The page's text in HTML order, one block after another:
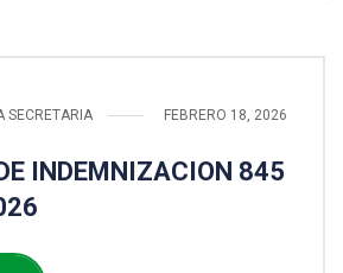
SECRETARIA FEBRERO 18, 2026
INDEMNIZACION 845